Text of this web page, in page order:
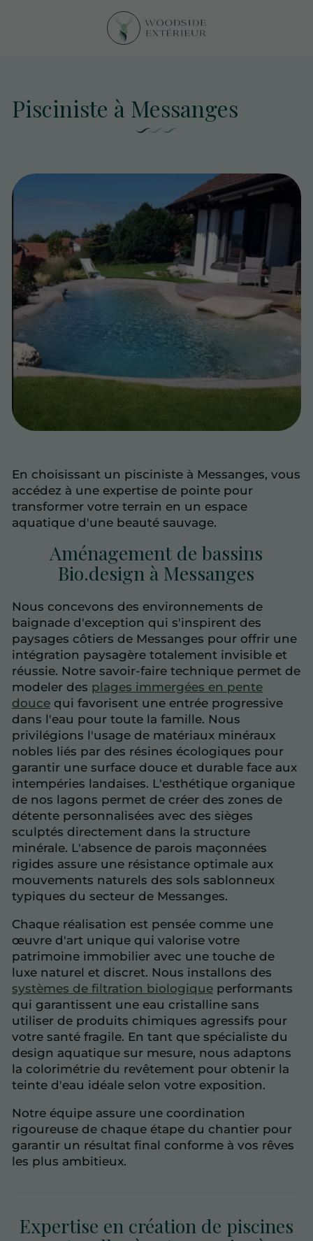
Pisciniste à Messanges
En choisissant un pisciniste à Messanges, vous
accédez à une expertise de pointe pour
transformer votre terrain en un espace
aquatique d'une beauté sauvage.
Aménagement de bassins
Bio.design à Messanges
Nous concevons des environnements de
baignade d'exception qui s'inspirent des
paysages côtiers de Messanges pour offrir une
intégration paysagère totalement invisible et
réussie. Notre savoir-faire technique permet de
modeler des plages immergées en pente
douce qui favorisent une entrée progressive
dans l'eau pour toute la famille. Nous
privilégions l'usage de matériaux minéraux
nobles liés par des résines écologiques pour
garantir une surface douce et durable face aux
intempéries landaises. L'esthétique organique
de nos lagons permet de créer des zones de
détente personnalisées avec des sièges
sculptés directement dans la structure
minérale. L'absence de parois maçonnées
rigides assure une résistance optimale aux
mouvements naturels des sols sablonneux
typiques du secteur de Messanges.
Chaque réalisation est pensée comme une
œuvre d'art unique qui valorise votre
patrimoine immobilier avec une touche de
luxe naturel et discret. Nous installons des
systèmes de filtration biologique performants
qui garantissent une eau cristalline sans
utiliser de produits chimiques agressifs pour
votre santé fragile. En tant que spécialiste du
design aquatique sur mesure, nous adaptons
la colorimétrie du revêtement pour obtenir la
teinte d'eau idéale selon votre exposition.
Notre équipe assure une coordination
rigoureuse de chaque étape du chantier pour
garantir un résultat final conforme à vos rêves
les plus ambitieux.
Expertise en création de piscines